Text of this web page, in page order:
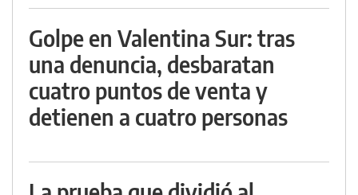
Golpe en Valentina Sur: tras
una denuncia, desbaratan
cuatro puntos de venta y
detienen a cuatro personas